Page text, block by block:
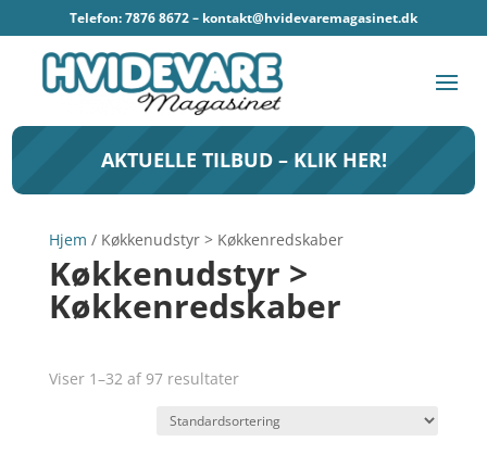
Telefon: 7876 8672 – kontakt@hvidevaremagasinet.dk
AKTUELLE TILBUD – KLIK HER!
Hjem / Køkkenudstyr > Køkkenredskaber
Køkkenudstyr >
Køkkenredskaber
Viser 1–32 af 97 resultater